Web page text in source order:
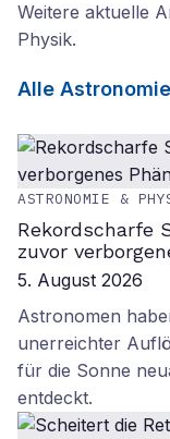
Weitere aktuelle
Physik.
Alle
ASTRONOMIE &
Rekordscharfe
zuvor
5. August 2026
Astronomen
unerreichter
für die Sonne
entdeckt.